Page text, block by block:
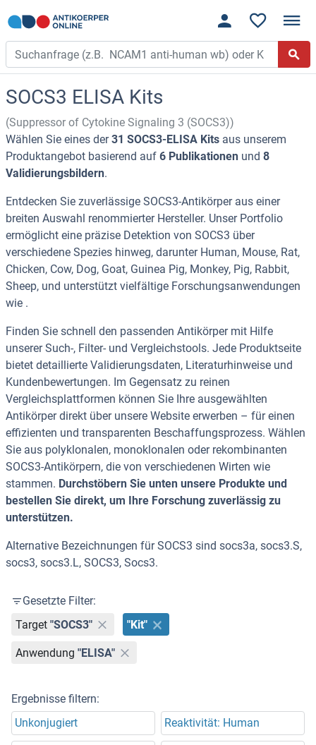
SOCS3 ELISA Kits
(Suppressor of Cytokine Signaling 3 (SOCS3))
Wählen Sie eines der31 SOCS3-ELISA Kits aus unserem
Produktangebot basierend auf 6 Publikationen und 8
Validierungsbildern.
Entdecken Sie zuverlässige SOCS3-Antikörper aus einer
breiten Auswahl renommierter Hersteller. Unser Portfolio
ermöglicht eine präzise Detektion von SOCS3 über
verschiedene Spezies hinweg, darunter Human, Mouse, Rat,
Chicken, Cow, Dog, Goat, Guinea Pig, Monkey, Pig, Rabbit,
Sheep, und unterstützt vielfältige Forschungsanwendungen
wie .
Finden Sie schnell den passenden Antikörper mit Hilfe
unserer Such-, Filter- und Vergleichstools. Jede Produktseite
bietet detaillierte Validierungsdaten, Literaturhinweise und
Kundenbewertungen. Im Gegensatz zu reinen
Vergleichsplattformen können Sie Ihre ausgewählten
Antikörper direkt über unsere Website erwerben – für einen
effizienten und transparenten Beschaffungsprozess. Wählen
Sie aus polyklonalen, monoklonalen oder rekombinanten
SOCS3-Antikörpern, die von verschiedenen Wirten wie
stammen. Durchstöbern Sie unten unsere Produkte und
bestellen Sie direkt, um Ihre Forschung zuverlässig zu
unterstützen.
Alternative Bezeichnungen für SOCS3 sind socs3a, socs3.S,
socs3, socs3.L, SOCS3, Socs3.
Gesetzte Filter:
Target "SOCS3" "Kit"
Anwendung "ELISA"
Ergebnisse filtern:
Unkonjugiert
Reaktivität: Human